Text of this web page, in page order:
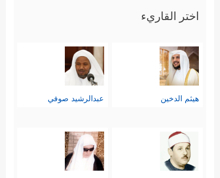
اختر القاريء
هيثم الدخين عبدالرشيد صوفي